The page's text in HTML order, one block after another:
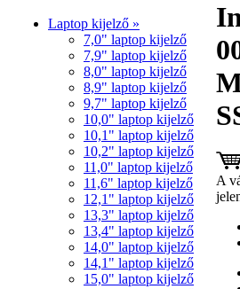
Laptop kijelző »
7,0" laptop kijelző
7,9" laptop kijelző
8,0" laptop kijelző
8,9" laptop kijelző
9,7" laptop kijelző
10,0" laptop kijelző
10,1" laptop kijelző
10,2" laptop kijelző
11,0" laptop kijelző
11,6" laptop kijelző
12,1" laptop kijelző
13,3" laptop kijelző
13,4" laptop kijelző
14,0" laptop kijelző
14,1" laptop kijelző
15,0" laptop kijelző
A